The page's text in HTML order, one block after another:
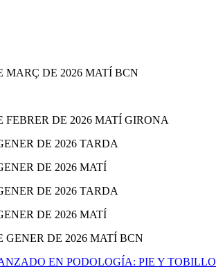
MARÇ DE 2026 MATÍ BCN
FEBRER DE 2026 MATÍ GIRONA
DE 2026 TARDA
DE 2026 MATÍ
DE 2026 TARDA
DE 2026 MATÍ
GENER DE 2026 MATÍ BCN
EN PODOLOGÍA: PIE Y TOBILLO